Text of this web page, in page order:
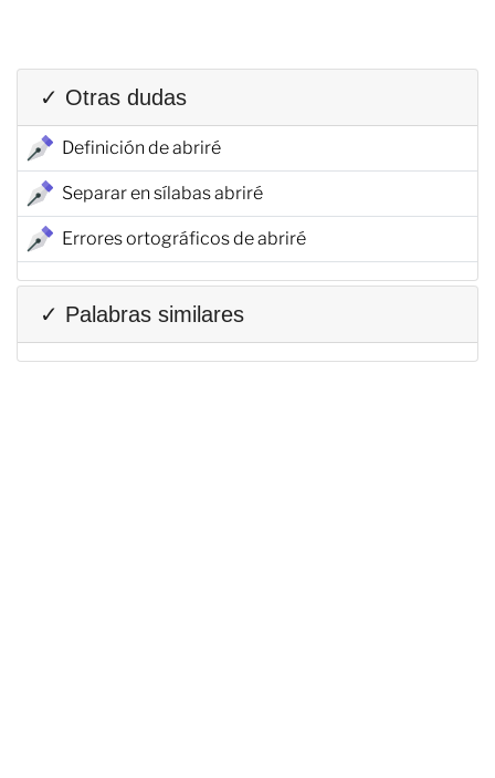
✓ Otras dudas
Definición de abriré
Separar en sílabas abriré
Errores ortográficos de abriré
✓ Palabras similares